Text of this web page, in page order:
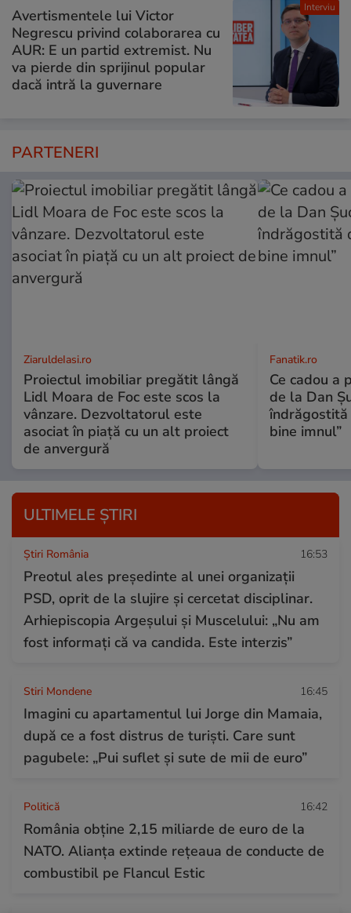
Interviu
Avertismentele lui Victor
Negrescu privind colaborarea cu
AUR: E un partid extremist. Nu
va pierde din sprijinul popular
dacă intră la guvernare
PARTENERI
ZiaruldeIasi.ro
Proiectul imobiliar pregătit lângă
Lidl Moara de Foc este scos la
vânzare. Dezvoltatorul este
asociat în piață cu un alt proiect
de anvergură
Fanatik.ro
Ce cadou a
de la Dan
îndrăgostită
bine imnul”
ULTIMELE ȘTIRI
Știri România 16:53
Preotul ales președinte al unei organizații
PSD, oprit de la slujire și cercetat disciplinar.
Arhiepiscopia Argeșului și Muscelului: „Nu am
fost informați că va candida. Este interzis”
Stiri Mondene 16:45
Imagini cu apartamentul lui Jorge din Mamaia,
după ce a fost distrus de turiști. Care sunt
pagubele: „Pui suflet și sute de mii de euro”
Politică 16:42
România obține 2,15 miliarde de euro de la
NATO. Alianța extinde rețeaua de conducte de
combustibil pe Flancul Estic